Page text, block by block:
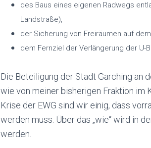
des Baus eines eigenen Radwegs
Landstraße),
der Sicherung von Freiräumen auf
dem Fernziel der Verlängerung der U-
Die Beteiligung der Stadt Garching an
wie von meiner bisherigen Fraktion im
Krise der EWG sind wir einig, dass
werden muss. Über das „wie“ wird in
werden.